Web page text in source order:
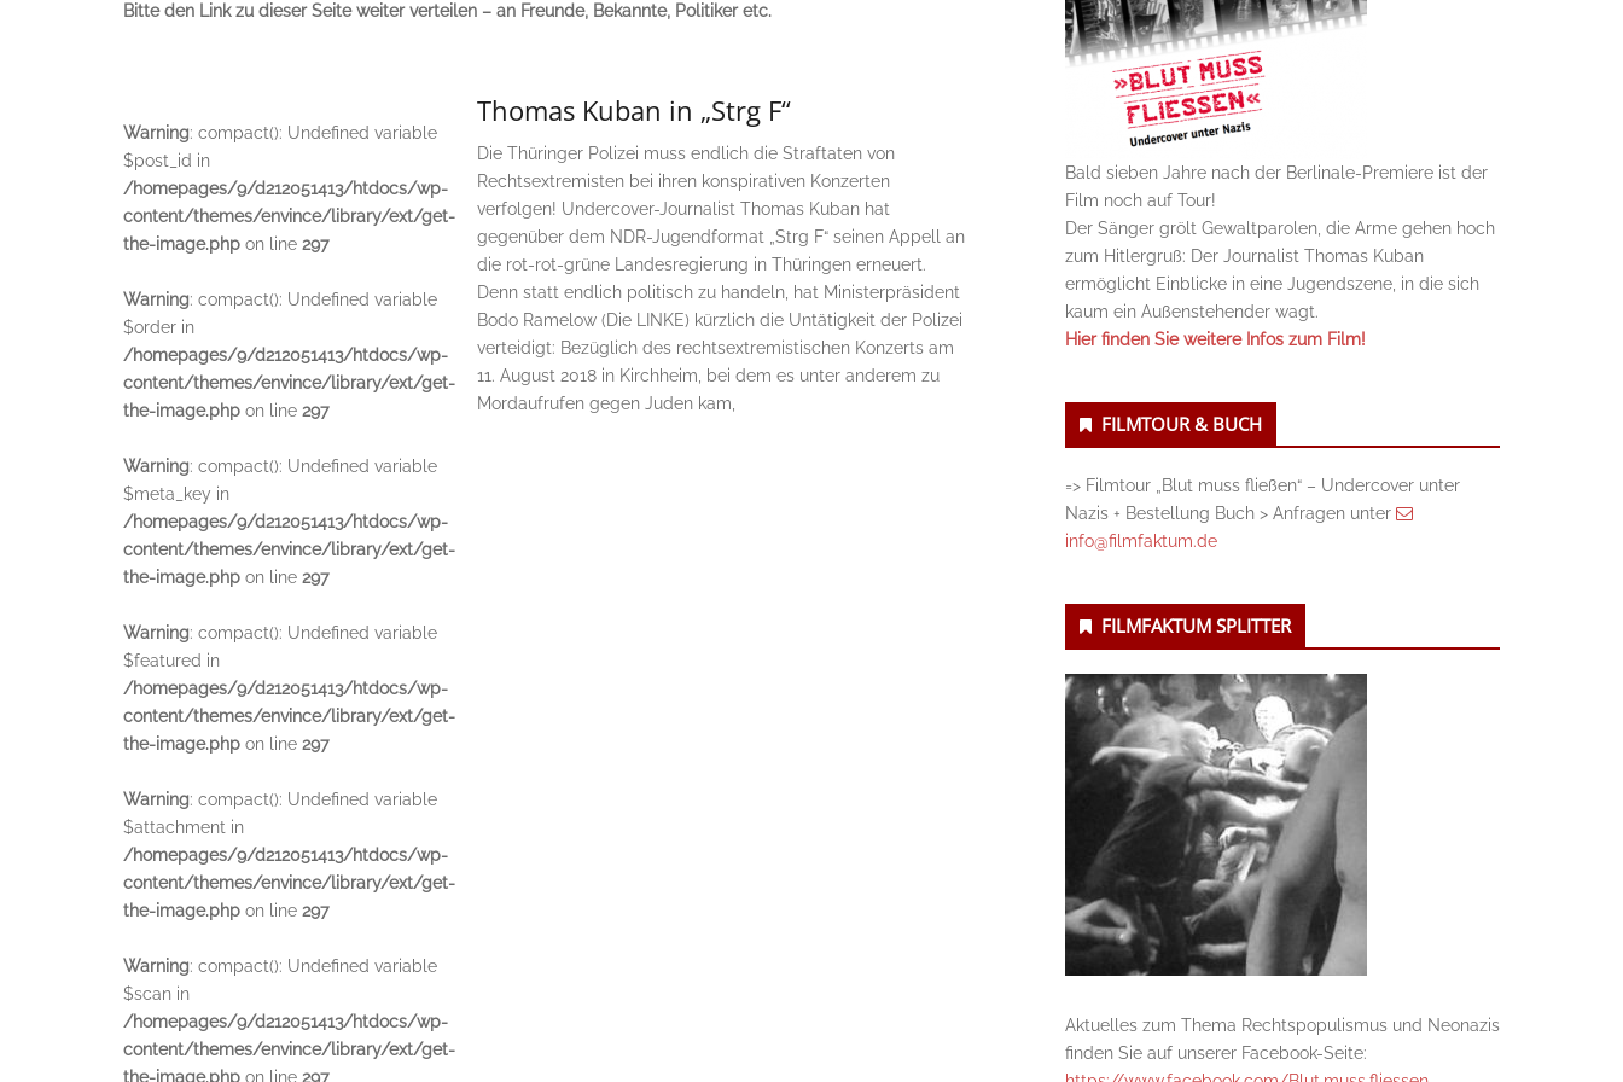
Bitte den Link zu dieser Seite weiter verteilen – an Freunde, Bekannte, Politiker etc.
Warning: compact(): Undefined variable
$post_id in
/homepages/9/d212051413/htdocs/wp-
content/themes/envince/library/ext/get-
the-image.php on line 297
Warning: compact(): Undefined variable
$order in
/homepages/9/d212051413/htdocs/wp-
content/themes/envince/library/ext/get-
the-image.php on line 297
Warning: compact(): Undefined variable
$meta_key in
/homepages/9/d212051413/htdocs/wp-
content/themes/envince/library/ext/get-
the-image.php on line 297
Warning: compact(): Undefined variable
$featured in
/homepages/9/d212051413/htdocs/wp-
content/themes/envince/library/ext/get-
the-image.php on line 297
Warning: compact(): Undefined variable
$attachment in
/homepages/9/d212051413/htdocs/wp-
content/themes/envince/library/ext/get-
the-image.php on line 297
Warning: compact(): Undefined variable
$scan in
/homepages/9/d212051413/htdocs/wp-
content/themes/envince/library/ext/get-
the-image.php on line 297
Thomas Kuban in „Strg F“
Die Thüringer Polizei muss endlich die Straftaten von
Rechtsextremisten bei ihren konspirativen Konzerten
verfolgen! Undercover-Journalist Thomas Kuban hat
gegenüber dem NDR-Jugendformat „Strg F“ seinen Appell an
die rot-rot-grüne Landesregierung in Thüringen erneuert.
Denn statt endlich politisch zu handeln, hat Ministerpräsident
Bodo Ramelow (Die LINKE) kürzlich die Untätigkeit der Polizei
verteidigt: Bezüglich des rechtsextremistischen Konzerts am
11. August 2018 in Kirchheim, bei dem es unter anderem zu
Mordaufrufen gegen Juden kam,
Bald sieben Jahre nach der Berlinale-Premiere ist der
Film noch auf Tour!
Der Sänger grölt Gewaltparolen, die Arme gehen hoch
zum Hitlergruß: Der Journalist Thomas Kuban
ermöglicht Einblicke in eine Jugendszene, in die sich
kaum ein Außenstehender wagt.
Hier finden Sie weitere Infos zum Film!
FILMTOUR & BUCH
=> Filmtour „Blut muss fließen“ – Undercover unter
Nazis + Bestellung Buch > Anfragen unter
info@filmfaktum.de
FILMFAKTUM SPLITTER
Aktuelles zum Thema Rechtspopulismus und Neonazis
finden Sie auf unserer Facebook-Seite: